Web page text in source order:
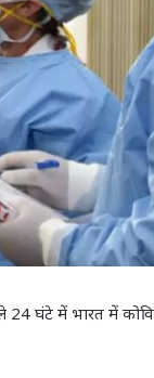
24 घंटे में भारत में